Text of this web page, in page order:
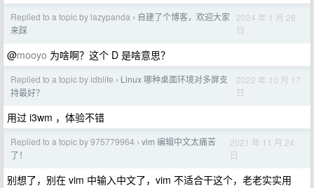
Replied to a topic by lazypanda › 自建了个博客，欢迎大家
来踩
2024 年 1 月 28
日
@mooyo 为啥啊？这个 D 是啥意思？
Replied to a topic by idblife › Linux 哪种桌面环境对多屏支
持最好？
2022 年 10 月 17
日
用过 i3wm ，体验不错
Replied to a topic by 975779964 › vim 编辑中文太痛苦
了！
2021 年 11 月 24
日
别想了，别在 vim 中输入中文了，vim 不适合干这个，老老实实用